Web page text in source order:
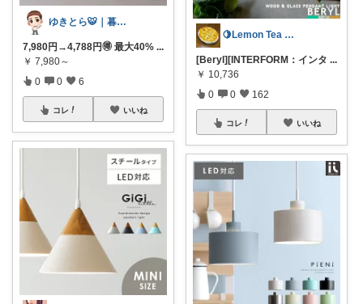
ゆきとら🐯｜暮らしをラクにしたいパパ
7,980円→4,788円🉐 最大40% ...
￥ 7,980～
0 0 6
コレ いいね
🍋Lemon Tea インテリア☕️
[Beryl][INTERFORM：インタ ...
￥ 10,736
0 0 162
コレ いいね